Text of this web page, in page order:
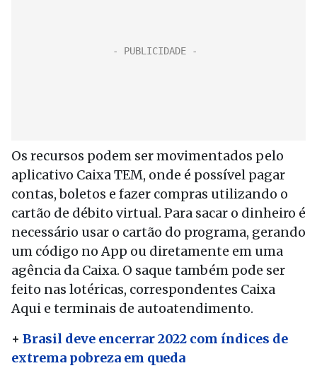
Os recursos podem ser movimentados pelo
aplicativo Caixa TEM, onde é possível pagar
contas, boletos e fazer compras utilizando o
cartão de débito virtual. Para sacar o dinheiro é
necessário usar o cartão do programa, gerando
um código no App ou diretamente em uma
agência da Caixa. O saque também pode ser
feito nas lotéricas, correspondentes Caixa
Aqui e terminais de autoatendimento.
+ Brasil deve encerrar 2022 com índices de
extrema pobreza em queda